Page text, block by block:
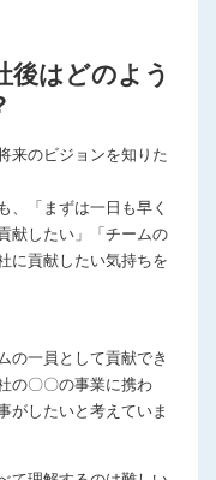
はどのよう
来のビジョンを知りた
、「まずは一日も早く
献したい」「チームの
に貢献したい気持ちを
の一員として貢献でき
の〇〇の事業に携わ
がしたいと考えていま